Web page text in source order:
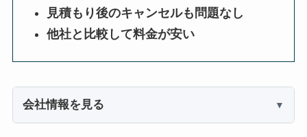
見積もり後のキャンセルも問題なし
他社と比較して料金が安い
会社情報を見る